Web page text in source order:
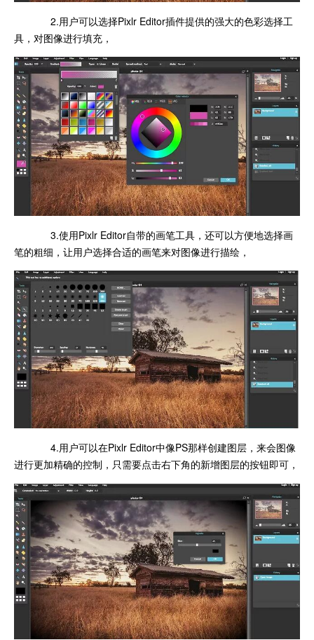
2.用户可以选择Pixlr Editor插件提供的强大的色彩选择工
具，对图像进行填充，
3.使用Pixlr Editor自带的画笔工具，还可以方便地选择画
笔的粗细，让用户选择合适的画笔来对图像进行描绘，
4.用户可以在Pixlr Editor中像PS那样创建图层，来会图像
进行更加精确的控制，只需要点击右下角的新增图层的按钮即可，